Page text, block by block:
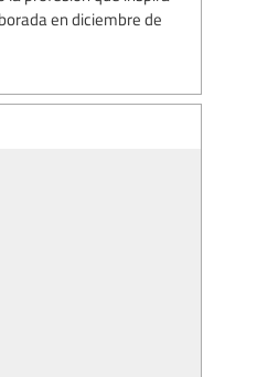
en diciembre de